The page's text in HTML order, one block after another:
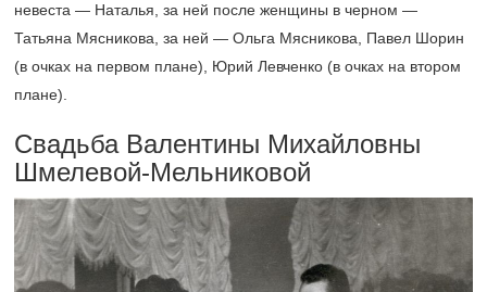
невеста — Наталья, за ней после женщины в черном —
Татьяна Мясникова, за ней — Ольга Мясникова, Павел Шорин
(в очках на первом плане), Юрий Левченко (в очках на втором
плане).
Свадьба Валентины Михайловны
Шмелевой-Мельниковой